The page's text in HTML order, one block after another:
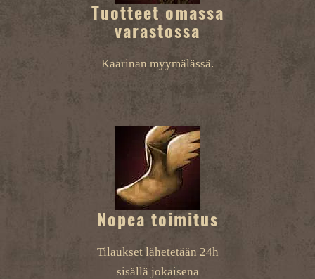
Tuotteet omassa
varastossa
Kaarinan myymälässä.
Nopea toimitus
Tilaukset lähetetään 24h
sisällä jokaisena